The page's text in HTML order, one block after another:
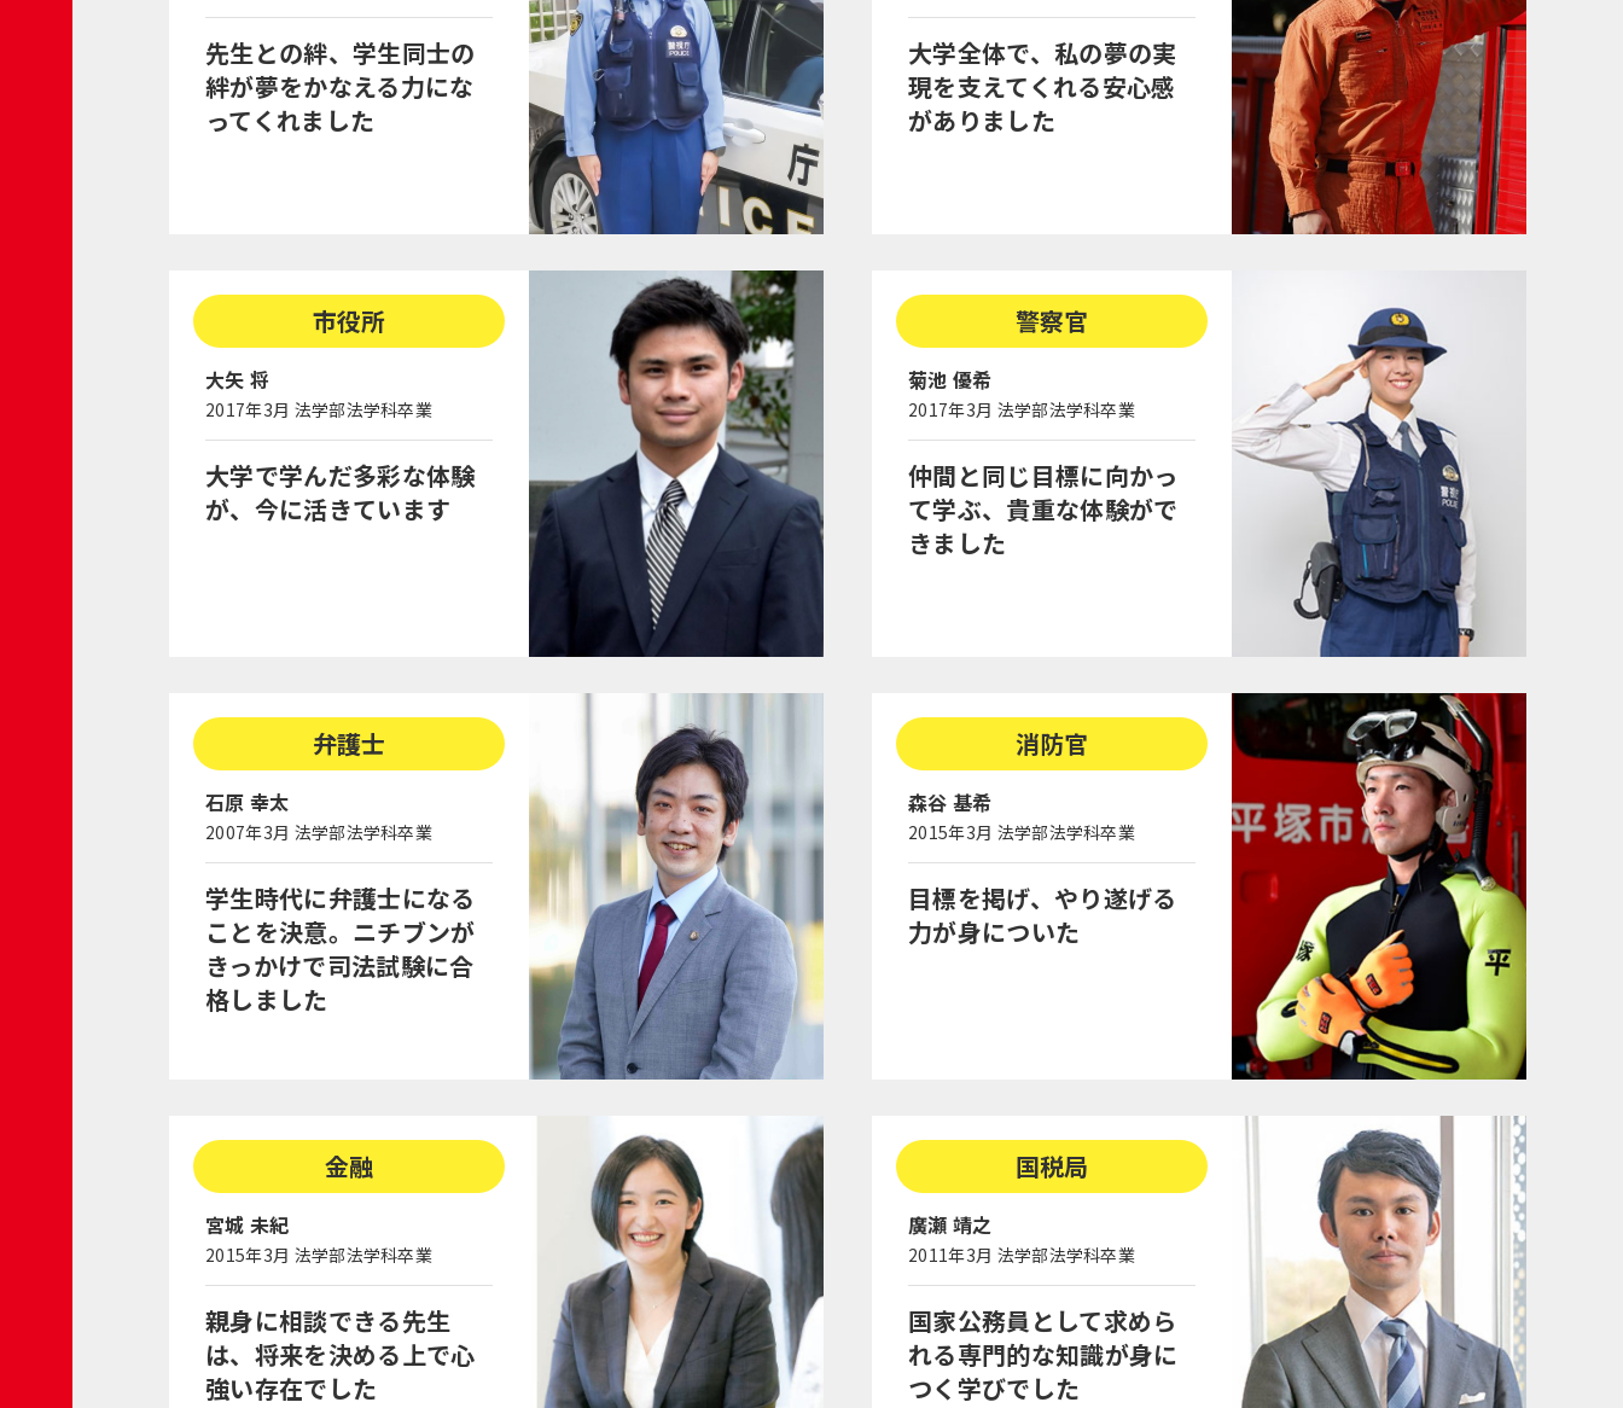
先生との絆、学生同士の
絆が夢をかなえる力にな
ってくれました
大学全体で、私の夢の実
現を支えてくれる安心感
がありました
市役所
大矢 将
2017年3月 法学部法学科卒業
大学で学んだ多彩な体験
が、今に活きています
警察官
菊池 優希
2017年3月 法学部法学科卒業
仲間と同じ目標に向かっ
て学ぶ、貴重な体験がで
きました
弁護士
石原 幸太
2007年3月 法学部法学科卒業
学生時代に弁護士になる
ことを決意。ニチブンが
きっかけで司法試験に合
格しました
消防官
森谷 基希
2015年3月 法学部法学科卒業
目標を掲げ、やり遂げる
力が身についた
金融
宮城 未紀
2015年3月 法学部法学科卒業
親身に相談できる先生
は、将来を決める上で心
強い存在でした
国税局
廣瀬 靖之
2011年3月 法学部法学科卒業
国家公務員として求めら
れる専門的な知識が身に
つく学びでした